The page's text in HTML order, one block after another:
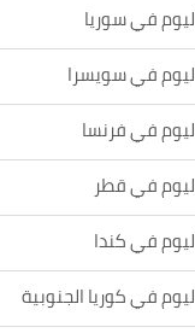
في سوريا
في سويسرا
في فرنسا
في قطر
في كندا
في كوريا الجنوبية